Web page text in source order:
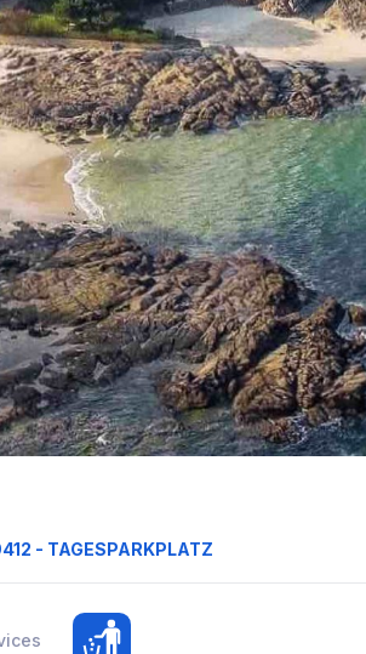
- TAGESPARKPLATZ